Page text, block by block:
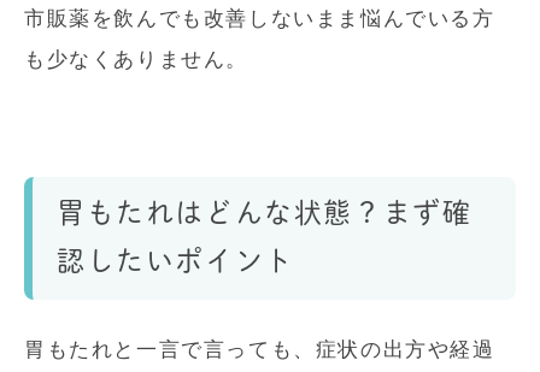
市販薬を飲んでも改善しないまま悩んでいる方
も少なくありません。
胃もたれはどんな状態？まず確
認したいポイント
胃もたれと一言で言っても、症状の出方や経過